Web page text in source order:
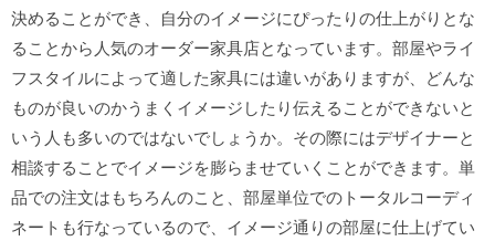
決めることができ、自分のイメージにぴったりの仕上がりとな
ることから人気のオーダー家具店となっています。部屋やライ
フスタイルによって適した家具には違いがありますが、どんな
ものが良いのかうまくイメージしたり伝えることができないと
いう人も多いのではないでしょうか。その際にはデザイナーと
相談することでイメージを膨らませていくことができます。単
品での注文はもちろんのこと、部屋単位でのトータルコーディ
ネートも行なっているので、イメージ通りの部屋に仕上げてい